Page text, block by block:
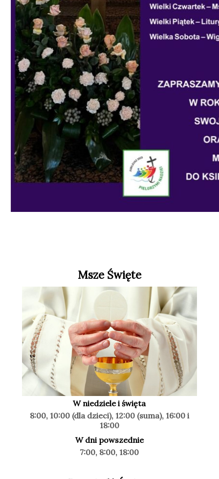
Msze Święte
W niedziele i święta
8:00, 10:00 (dla dzieci), 12:00 (suma), 16:00 i
18:00
W dni powszednie
7:00, 8:00, 18:00